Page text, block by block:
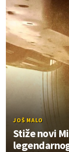
JOŠ MALO
Stiže novi